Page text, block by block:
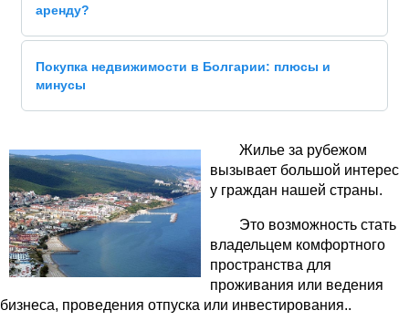
аренду?
Покупка недвижимости в Болгарии: плюсы и
минусы
Жилье за рубежом
вызывает большой интерес
у граждан нашей страны.
Это возможность стать
владельцем комфортного
пространства для
проживания или ведения
бизнеса, проведения отпуска или инвестирования..